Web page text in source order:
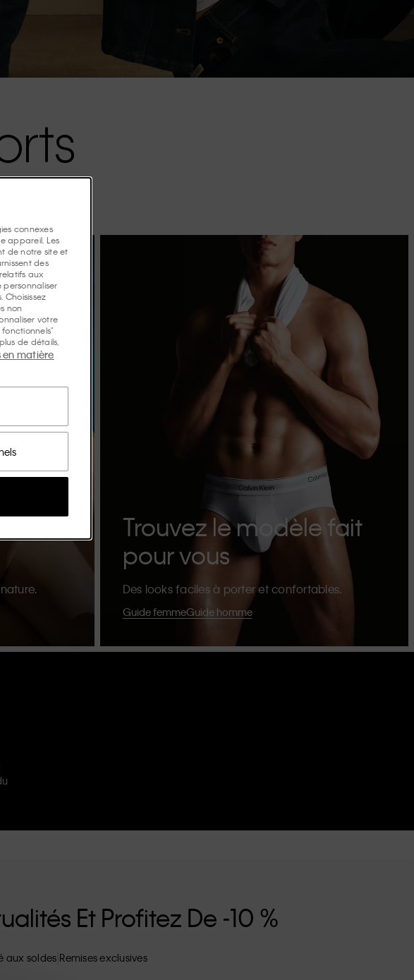
Trouvez le modèle fait
pour vous
Des looks faciles à porter et confortables.
Guide femmeGuide homme
Et Profitez De -10 %
aux soldes Remises exclusives
connexes
appareil. Les
de notre site et
des
aux
Choisissez
non
votre
fonctionnels"
de détails,
en matière